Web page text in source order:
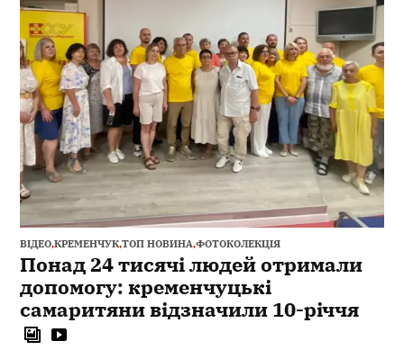
ВІДЕО,КРЕМЕНЧУК,ТОП НОВИНА,ФОТОКОЛЕКЦІЯ
Понад 24 тисячі людей отримали
допомогу: кременчуцькі
самаритяни відзначили 10-річчя